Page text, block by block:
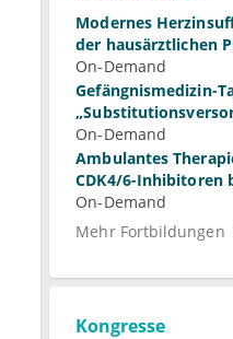
Modernes
der hausärztlichen
On-Demand
Gefängnismedizin-
On-Demand
Ambulantes
CDK4/6-Inhibitoren
Mammakarzinom
On-Demand
Mehr Fortbildungen
Kongresse